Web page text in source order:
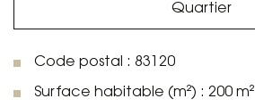
Quartier
Code postal : 83120
Surface habitable (m²) : 200 m²